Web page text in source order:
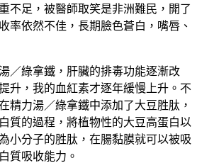
不足，被醫師取笑是非洲難民，開了
率依然不佳，長期臉色蒼白，嘴唇、
／綠拿鐵，肝臟的排毒功能逐漸改
升，我的血紅素才逐年緩慢上升。不
精力湯／綠拿鐵中添加了大豆胜肽，
質的過程，將植物性的大豆高蛋白以
小分子的胜肽，在腸黏膜就可以被吸
質吸收能力。